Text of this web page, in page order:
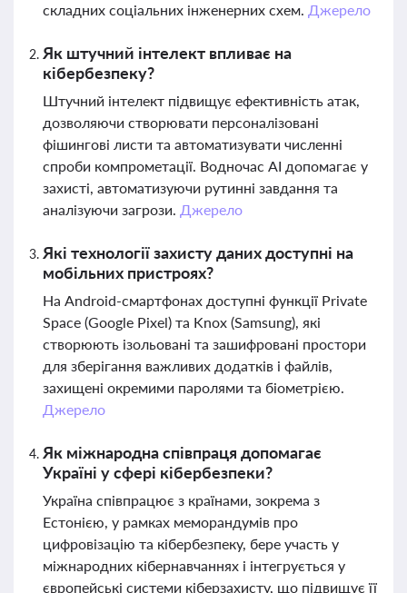
складних соціальних інженерних схем. Джерело
Як штучний інтелект впливає на
кібербезпеку?
Штучний інтелект підвищує ефективність атак,
дозволяючи створювати персоналізовані
фішингові листи та автоматизувати численні
спроби компрометації. Водночас AI допомагає у
захисті, автоматизуючи рутинні завдання та
аналізуючи загрози. Джерело
Які технології захисту даних доступні на
мобільних пристроях?
На Android-смартфонах доступні функції Private
Space (Google Pixel) та Knox (Samsung), які
створюють ізольовані та зашифровані простори
для зберігання важливих додатків і файлів,
захищені окремими паролями та біометрією.
Джерело
Як міжнародна співпраця допомагає
Україні у сфері кібербезпеки?
Україна співпрацює з країнами, зокрема з
Естонією, у рамках меморандумів про
цифровізацію та кібербезпеку, бере участь у
міжнародних кібернавчаннях і інтегрується у
європейські системи кіберзахисту, що підвищує її